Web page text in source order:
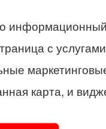
информационный
с
карта, и